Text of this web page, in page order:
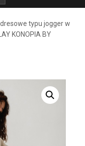
typu jogger w
KONOPIA BY